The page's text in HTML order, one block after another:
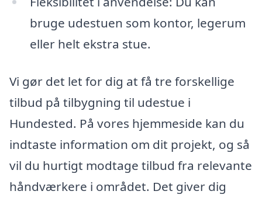
bruge udestuen som kontor, legerum
eller helt ekstra stue.
Vi gør det let for dig at få tre forskellige
tilbud på tilbygning til udestue i
Hundested. På vores hjemmeside kan du
indtaste information om dit projekt, og så
vil du hurtigt modtage tilbud fra relevante
håndværkere i området. Det giver dig